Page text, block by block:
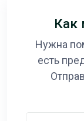
Как
Нужна
есть